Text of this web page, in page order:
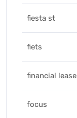
fiesta st
fiets
financial lease
focus